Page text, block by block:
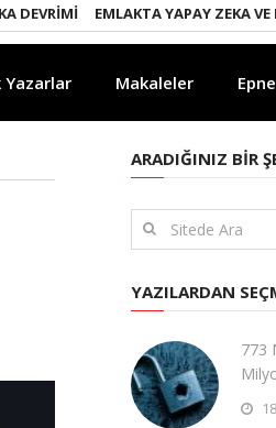
EMLAKTA YAPAY ZEKA VE
Yazarlar Makaleler
ARADIĞINIZ BIR
YAZILARDAN
773